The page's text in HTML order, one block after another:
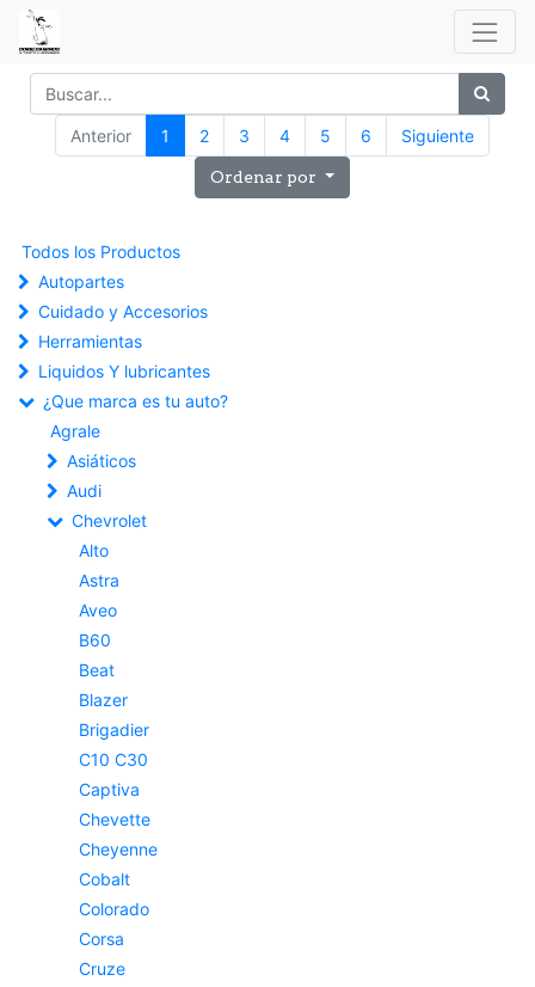
Anterior 1 2 3 4 5 6 Siguiente
Ordenar por
Todos los Productos
Autopartes
Cuidado y Accesorios
Herramientas
Liquidos Y lubricantes
¿Que marca es tu auto?
Agrale
Asiáticos
Audi
Chevrolet
Alto
Astra
Aveo
B60
Beat
Blazer
Brigadier
C10 C30
Captiva
Chevette
Cheyenne
Cobalt
Colorado
Corsa
Cruze